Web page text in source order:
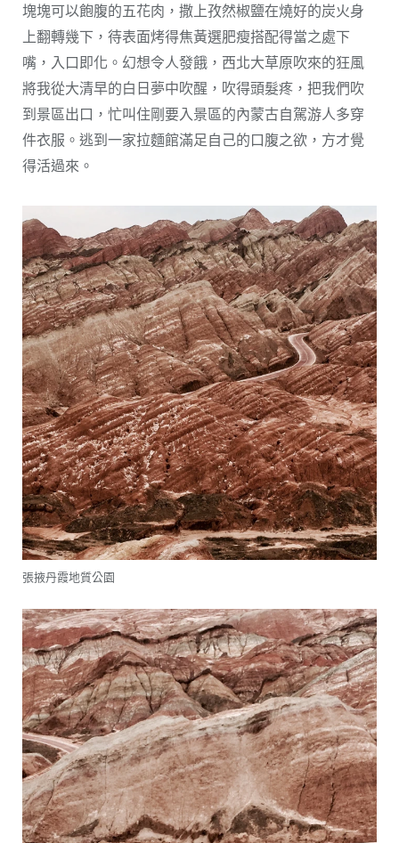
塊塊可以飽腹的五花肉，撒上孜然椒鹽在燒好的炭火身
上翻轉幾下，待表面烤得焦黃選肥瘦搭配得當之處下
嘴，入口即化。幻想令人發餓，西北大草原吹來的狂風
將我從大清早的白日夢中吹醒，吹得頭髮疼，把我們吹
到景區出口，忙叫住剛要入景區的內蒙古自駕游人多穿
件衣服。逃到一家拉麵館滿足自己的口腹之欲，方才覺
得活過來。
張掖丹霞地質公園